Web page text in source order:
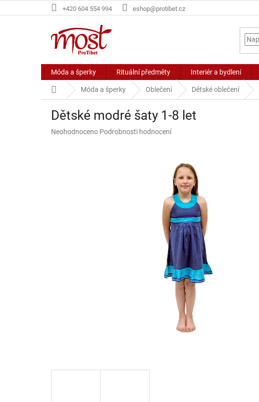
na
+420 604 554 994 eshop@protibet.cz
Móda a šperky Rituální předměty Interiér a bydlení
Domů Móda a šperky Oblečení Dětské oblečení
Dětské modré šaty 1-8 let
Průměrné
Neohodnoceno Podrobnosti hodnocení